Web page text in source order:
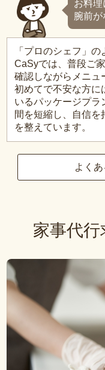
お料
腕前
「プロのシェフ」
CaSyでは、普段ご
確認しながらメニュ
初めてで不安な方に
いるパッケージプラ
間を短縮し、自信を
を整えています。
よく
家事代